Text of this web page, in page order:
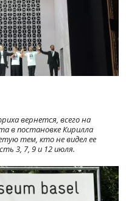
вернется, всего на
в постановке Кирилла
тем, кто не видел ее
3, 7, 9 и 12 июля.